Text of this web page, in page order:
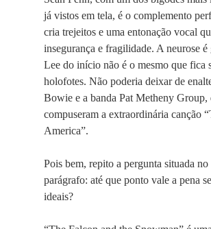
já vistos em tela, é o complemento
cria trejeitos e uma entonação vocal
insegurança e fragilidade. A neurose é
Lee do início não é o mesmo que fica
holofotes. Não poderia deixar de
Bowie e a banda Pat Metheny Group,
compuseram a extraordinária canção
America”.
Pois bem, repito a pergunta situada
parágrafo: até que ponto vale a pena
ideais?